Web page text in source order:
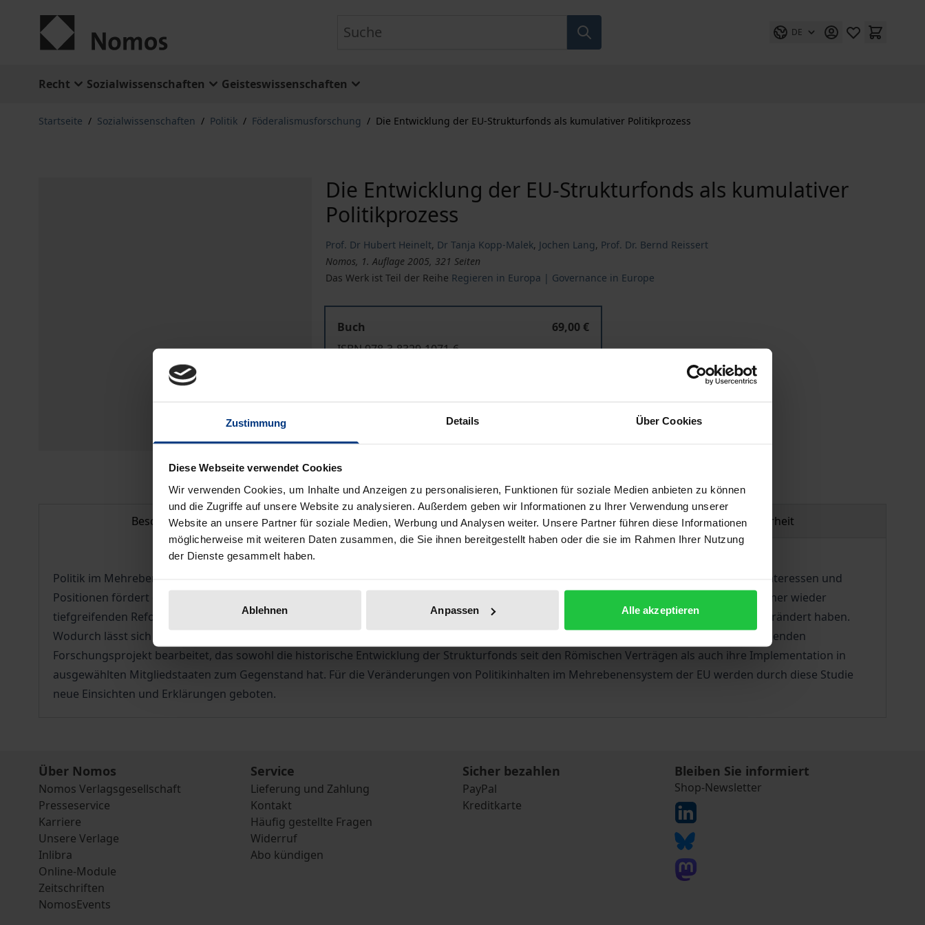
Zustimmung Details Über Cookies
Diese Webseite verwendet Cookies
Wir verwenden Cookies, um Inhalte und Anzeigen zu personalisieren, Funktionen für soziale Medien anbieten zu können
und die Zugriffe auf unsere Website zu analysieren. Außerdem geben wir Informationen zu Ihrer Verwendung unserer
Website an unsere Partner für soziale Medien, Werbung und Analysen weiter. Unsere Partner führen diese Informationen
möglicherweise mit weiteren Daten zusammen, die Sie ihnen bereitgestellt haben oder die sie im Rahmen Ihrer Nutzung
der Dienste gesammelt haben.
Ablehnen Anpassen Alle akzeptieren
DE
Recht Sozialwissenschaften Geisteswissenschaften
Startseite / Sozialwissenschaften / Politik / Föderalismusforschung / Die Entwicklung der EU-Strukturfonds als kumulativer Politikprozess
Die Entwicklung der EU-Strukturfonds als kumulativer
Politikprozess
Prof. Dr Hubert Heinelt, Dr Tanja Kopp-Malek, Jochen Lang, Prof. Dr. Bernd Reissert
Nomos, 1. Auflage 2005, 321 Seiten
Das Werk ist Teil der Reihe Regieren in Europa | Governance in Europe
Buch
69,00 €
ISBN 978-3-8329-1071-6
In den Warenkorb Zur Wunschliste hinzufügen
Beschreibung Bibliografische Angaben Produktsicherheit
Politik im Mehrebenensystem der Europäischen Union gilt als schwer veränderbar. Die Vielzahl der »Veto-Spieler« mit unterschiedlichen Interessen und
Positionen fördert die Beibehaltung des Status Quo. Die Europäischen Strukturfonds sind jedoch in den zurückliegenden Jahrzehnten immer wieder
tiefgreifenden Reformen unterworfen worden, die sowohl die Förderziele als auch die Planungs- und Umsetzungsstrukturen erheblich verändert haben.
Wodurch lässt sich diese erhebliche Reformfähigkeit der Europäischen Strukturfondspolitik erklären? Diese Frage wurde in einem umfassenden
Forschungsprojekt bearbeitet, das sowohl die historische Entwicklung der Strukturfonds seit den Römischen Verträgen als auch ihre Implementation in
ausgewählten Mitgliedstaaten zum Gegenstand hat. Für die Veränderungen von Politikinhalten im Mehrebenensystem der EU werden durch diese Studie
neue Einsichten und Erklärungen geboten.
Über Nomos
Nomos Verlagsgesellschaft
Presseservice
Karriere
Unsere Verlage
Inlibra
Online-Module
Zeitschriften
NomosEvents
Service
Lieferung und Zahlung
Kontakt
Häufig gestellte Fragen
Widerruf
Abo kündigen
Sicher bezahlen
PayPal
Kreditkarte
Bleiben Sie informiert
Shop-Newsletter